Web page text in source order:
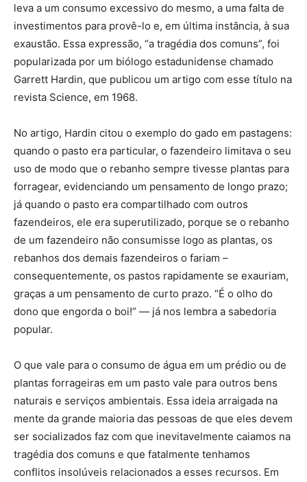
leva a um consumo excessivo do mesmo, a uma falta de
investimentos para provê-lo e, em última instância, à sua
exaustão. Essa expressão, “a tragédia dos comuns”, foi
popularizada por um biólogo estadunidense chamado
Garrett Hardin, que publicou um artigo com esse título na
revista Science, em 1968.
No artigo, Hardin citou o exemplo do gado em pastagens:
quando o pasto era particular, o fazendeiro limitava o seu
uso de modo que o rebanho sempre tivesse plantas para
forragear, evidenciando um pensamento de longo prazo;
já quando o pasto era compartilhado com outros
fazendeiros, ele era superutilizado, porque se o rebanho
de um fazendeiro não consumisse logo as plantas, os
rebanhos dos demais fazendeiros o fariam –
consequentemente, os pastos rapidamente se exauriam,
graças a um pensamento de curto prazo. “É o olho do
dono que engorda o boi!” — já nos lembra a sabedoria
popular.
O que vale para o consumo de água em um prédio ou de
plantas forrageiras em um pasto vale para outros bens
naturais e serviços ambientais. Essa ideia arraigada na
mente da grande maioria das pessoas de que eles devem
ser socializados faz com que inevitavelmente caiamos na
tragédia dos comuns e que fatalmente tenhamos
conflitos insolúveis relacionados a esses recursos. Em